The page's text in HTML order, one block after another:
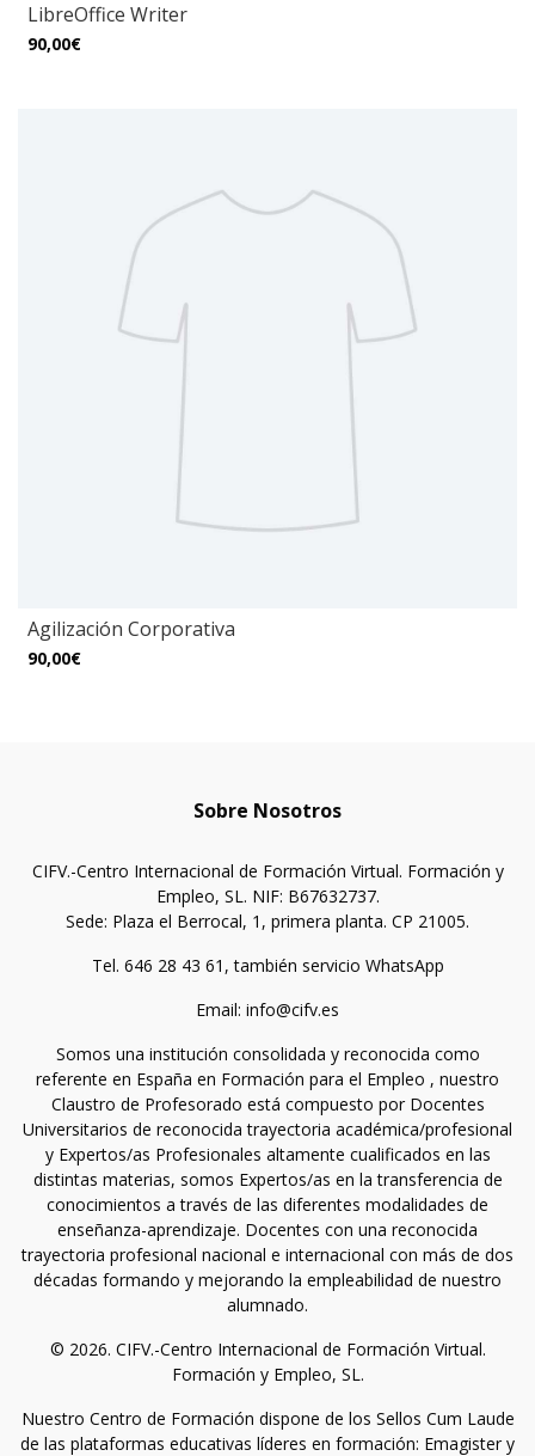
LibreOffice Writer
90,00€
Agilización Corporativa
90,00€
Sobre Nosotros
CIFV.-Centro Internacional de Formación Virtual. Formación y
Empleo, SL. NIF: B67632737.
Sede: Plaza el Berrocal, 1, primera planta. CP 21005.
Tel. 646 28 43 61, también servicio WhatsApp
Email: info@cifv.es
Somos una institución consolidada y reconocida como
referente en España en Formación para el Empleo , nuestro
Claustro de Profesorado está compuesto por Docentes
Universitarios de reconocida trayectoria académica/profesional
y Expertos/as Profesionales altamente cualificados en las
distintas materias, somos Expertos/as en la transferencia de
conocimientos a través de las diferentes modalidades de
enseñanza-aprendizaje. Docentes con una reconocida
trayectoria profesional nacional e internacional con más de dos
décadas formando y mejorando la empleabilidad de nuestro
alumnado.
© 2026. CIFV.-Centro Internacional de Formación Virtual.
Formación y Empleo, SL.
Nuestro Centro de Formación dispone de los Sellos Cum Laude
de las plataformas educativas líderes en formación: Emagister y